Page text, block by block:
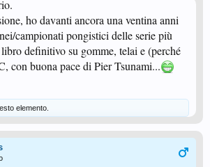
ho davanti ancora una ventina anni
campionati pongistici delle serie più
definitivo su gomme, telai e (perché
con buona pace di Pier Tsunami...
elemento.